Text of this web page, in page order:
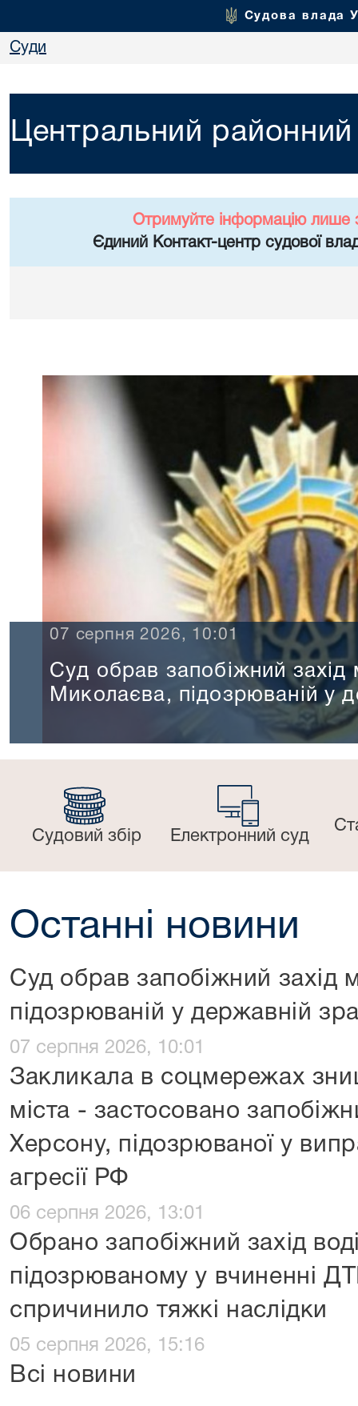
Судова влада
Суди
Центральний
Отримуйте інформацію лише
Єдиний Контакт-центр судової
07 серпня 2026, 10:01
Суд обрав запобіжний захід
Миколаєва, підозрюваній у
Судовий збір Електронний суд
Останні новини
Суд обрав запобіжний захід
підозрюваній у державній
07 серпня 2026, 10:01
Закликала в соцмережах
міста - застосовано
Херсону, підозрюваної у
агресії РФ
06 серпня 2026, 13:01
Обрано запобіжний захід
підозрюваному у вчиненні
спричинило тяжкі наслідки
05 серпня 2026, 15:16
Всі новини